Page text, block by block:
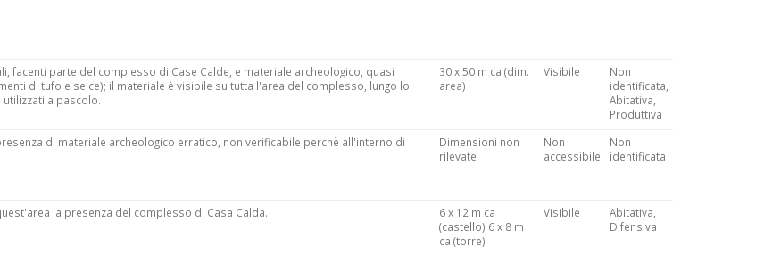
facenti parte del complesso di Case Calde, e materiale archeologico, quasi
di tufo e selce); il materiale è visibile su tutta l'area del complesso, lungo lo
a pascolo.
30 x 50 m ca (dim.
area)
Visibile
Non
identificata,
Abitativa,
Produttiva
di materiale archeologico erratico, non verificabile perchè all'interno di
Dimensioni non
rilevate
Non
accessibile
Non
identificata
la presenza del complesso di Casa Calda.
6 x 12 m ca
(castello) 6 x 8 m
ca (torre)
Visibile
Abitativa,
Difensiva